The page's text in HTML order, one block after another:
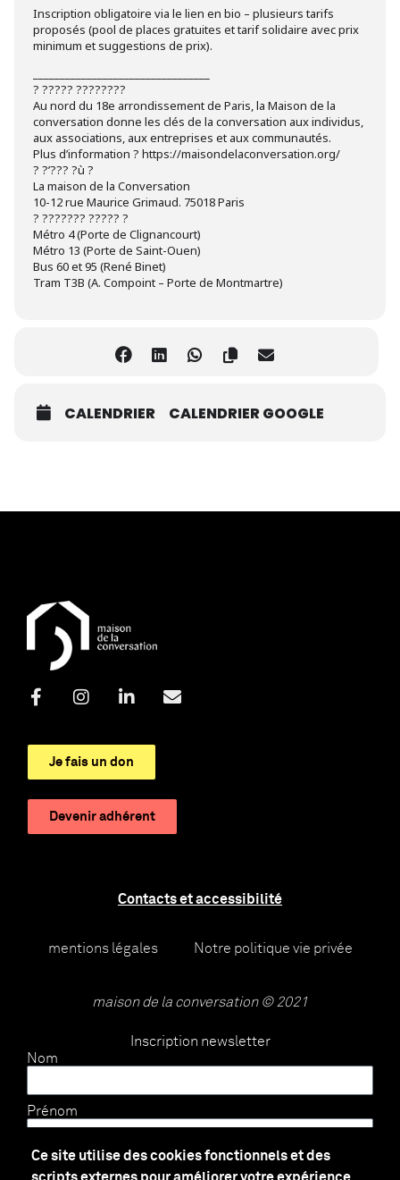
Ce site utilise des cookies fonctionnels et des
Inscription obligatoire via le lien en bio – plusieurs tarifs
proposés (pool de places gratuites et tarif solidaire avec prix
minimum et suggestions de prix).
? ????? ????????
Au nord du 18e arrondissement de Paris, la Maison de la
conversation donne les clés de la conversation aux individus,
aux associations, aux entreprises et aux communautés.
Plus d’information ? https://maisondelaconversation.org/
? ?’??? ?ù ?
La maison de la Conversation
10-12 rue Maurice Grimaud. 75018 Paris
? ??????? ????? ?
Métro 4 (Porte de Clignancourt)
Métro 13 (Porte de Saint-Ouen)
Bus 60 et 95 (René Binet)
Tram T3B (A. Compoint – Porte de Montmartre)
CALENDRIER CALENDRIER GOOGLE
Je fais un don
Devenir adhérent
Contacts et accessibilité
mentions légales Notre politique vie privée
maison de la conversation © 2021
Inscription newsletter
Nom
Prénom
E-mail